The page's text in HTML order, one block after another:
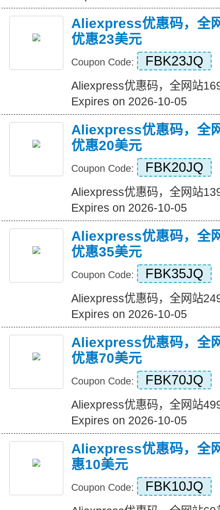
Aliexpress优惠码，全
优惠23美元
Coupon Code: FBK23JQ
Aliexpress优惠码，全网站
Expires on 2026-10-05
Aliexpress优惠码，全
优惠20美元
Coupon Code: FBK20JQ
Aliexpress优惠码，全网站
Expires on 2026-10-05
Aliexpress优惠码，全
优惠35美元
Coupon Code: FBK35JQ
Aliexpress优惠码，全网站
Expires on 2026-10-05
Aliexpress优惠码，全
优惠70美元
Coupon Code: FBK70JQ
Aliexpress优惠码，全网站
Expires on 2026-10-05
Aliexpress优惠码，全
惠10美元
Coupon Code: FBK10JQ